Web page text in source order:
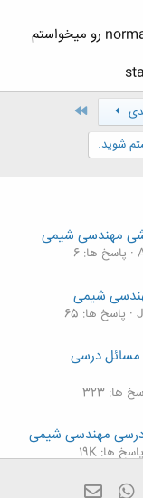
شوید.
مهندسی شیمی
پاسخ ها: 6
شیمی
پاسخ ها: 65
مسائل درسی
ها: 323
مهندسی شیمی
پاسخ ها: 19K
Tumblr
WhatsApp